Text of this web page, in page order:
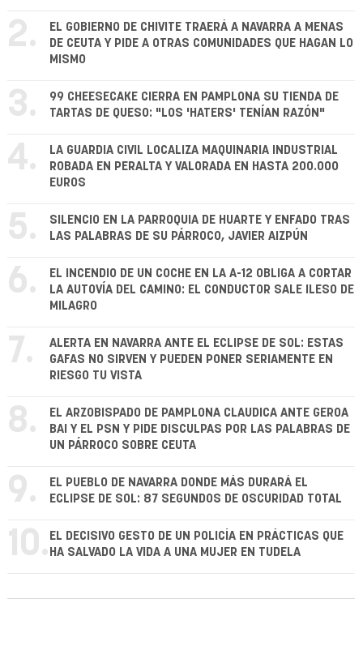
2.
EL GOBIERNO DE CHIVITE TRAERÁ A NAVARRA A MENAS
DE CEUTA Y PIDE A OTRAS COMUNIDADES QUE HAGAN LO
MISMO
3.
99 CHEESECAKE CIERRA EN PAMPLONA SU TIENDA DE
TARTAS DE QUESO: "LOS 'HATERS' TENÍAN RAZÓN"
4.
LA GUARDIA CIVIL LOCALIZA MAQUINARIA INDUSTRIAL
ROBADA EN PERALTA Y VALORADA EN HASTA 200.000
EUROS
5.
SILENCIO EN LA PARROQUIA DE HUARTE Y ENFADO TRAS
LAS PALABRAS DE SU PÁRROCO, JAVIER AIZPÚN
6.
EL INCENDIO DE UN COCHE EN LA A-12 OBLIGA A CORTAR
LA AUTOVÍA DEL CAMINO: EL CONDUCTOR SALE ILESO DE
MILAGRO
7.
ALERTA EN NAVARRA ANTE EL ECLIPSE DE SOL: ESTAS
GAFAS NO SIRVEN Y PUEDEN PONER SERIAMENTE EN
RIESGO TU VISTA
8.
EL ARZOBISPADO DE PAMPLONA CLAUDICA ANTE GEROA
BAI Y EL PSN Y PIDE DISCULPAS POR LAS PALABRAS DE
UN PÁRROCO SOBRE CEUTA
9.
EL PUEBLO DE NAVARRA DONDE MÁS DURARÁ EL
ECLIPSE DE SOL: 87 SEGUNDOS DE OSCURIDAD TOTAL
10. EL DECISIVO GESTO DE UN POLICÍA EN PRÁCTICAS QUE
HA SALVADO LA VIDA A UNA MUJER EN TUDELA